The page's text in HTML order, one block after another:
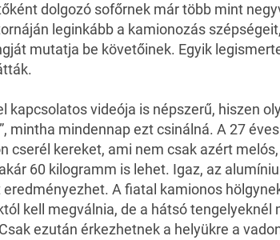
dolgozó sofőrnek már több mint
leginkább a kamionozás
mutatja be követőinek. Egyik
kapcsolatos videója is népszerű, hiszen
mintha mindennap ezt csinálná. A 27
cserél kereket, ami nem csak azért
60 kilogramm is lehet. Igaz, az
eredményezhet. A fiatal kamionos
kell megválnia, de a hátsó
ezután érkezhetnek a helyükre a